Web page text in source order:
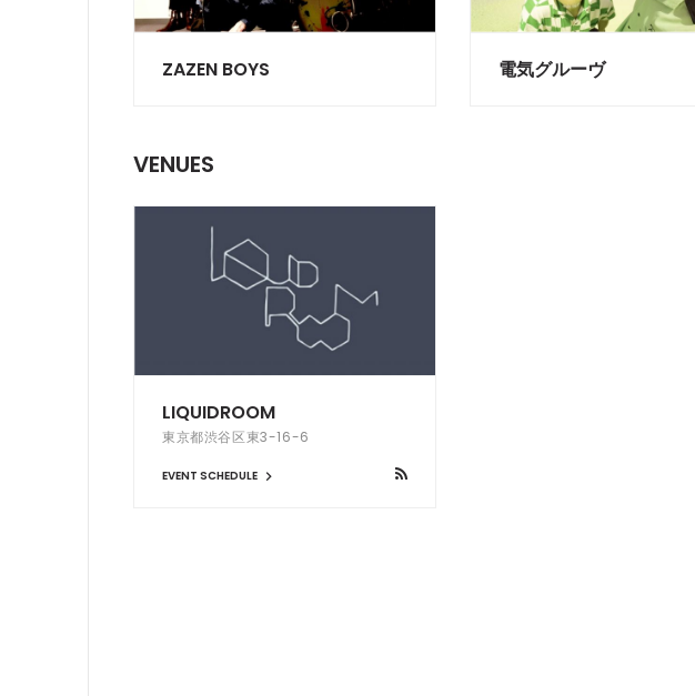
ZAZEN BOYS 電気グルーヴ
VENUES
LIQUIDROOM
東京都渋谷区東3-16-6
EVENT SCHEDULE